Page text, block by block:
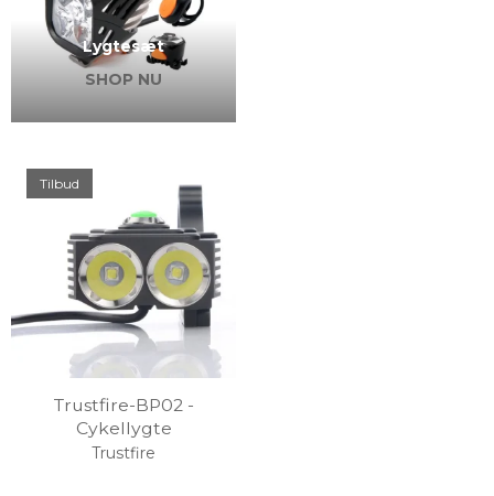
Lygtesæt
SHOP NU
Tilbud
Trustfire-BP02 -
Cykellygte
Trustfire